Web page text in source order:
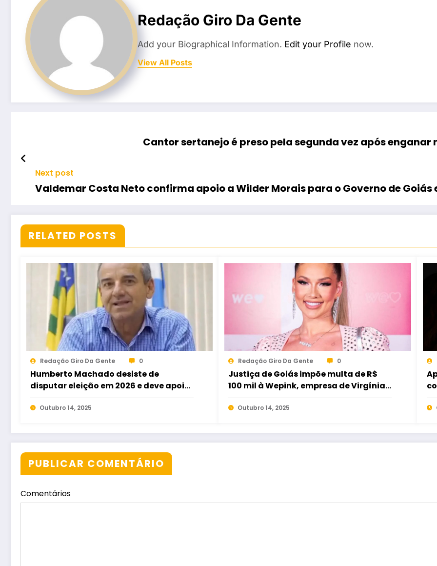
Redação Giro Da Gente
Add your Biographical Information. Edit your Profile now.
View All Posts
Cantor sertanejo é preso pela segunda vez após enganar
Next post
Valdemar Costa Neto confirma apoio a Wilder Morais para o Governo de Goiás
RELATED POSTS
Redação Giro Da Gente 0
Humberto Machado desiste de
disputar eleição em 2026 e deve apoiar
Issy Quinan para deputado estadual
Outubro 14, 2025
Redação Giro Da Gente 0
Justiça de Goiás impõe multa de R$
100 mil à Wepink, empresa de Virgínia
Fonseca, em caso de descumprimento
de decisão
Outubro 14, 2025
PUBLICAR COMENTÁRIO
Comentários